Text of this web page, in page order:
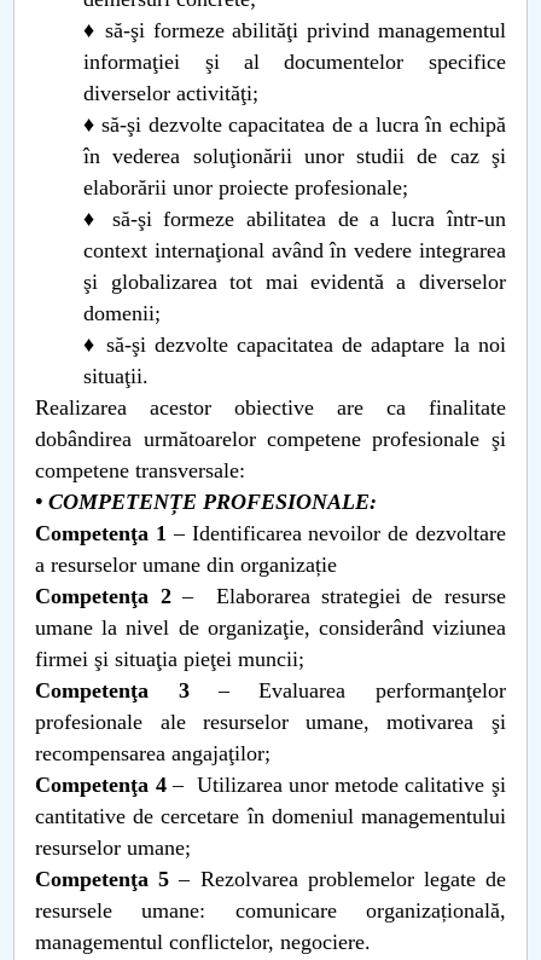
♦ să-şi formeze abilităţi privind managementul
informaţiei şi al documentelor specifice
diverselor activităţi;
♦ să-şi dezvolte capacitatea de a lucra în echipă
în vederea soluţionării unor studii de caz şi
elaborării unor proiecte profesionale;
♦ să-şi formeze abilitatea de a lucra într-un
context internaţional având în vedere integrarea
şi globalizarea tot mai evidentă a diverselor
domenii;
♦ să-şi dezvolte capacitatea de adaptare la noi
situaţii.
Realizarea acestor obiective are ca finalitate
dobândirea următoarelor competene profesionale şi
competene transversale:
• COMPETENȚE PROFESIONALE:
Competenţa 1– Identificarea nevoilor de dezvoltare
a resurselor umane din organizație
Competenţa 2– Elaborarea strategiei de resurse
umane la nivel de organizaţie, considerând viziunea
firmei şi situaţia pieţei muncii;
Competenţa 3– Evaluarea performanţelor
profesionale ale resurselor umane, motivarea şi
recompensarea angajaţilor;
Competenţa 4– Utilizarea unor metode calitative şi
cantitative de cercetare în domeniul managementului
resurselor umane;
Competenţa 5– Rezolvarea problemelor legate de
resursele umane: comunicare organizațională,
managementul conflictelor, negociere.